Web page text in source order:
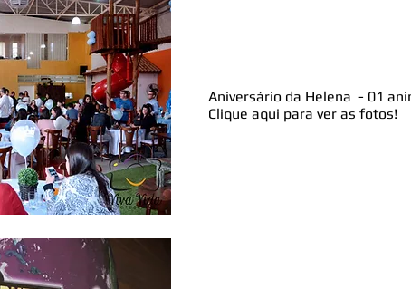
Aniversário da Helena - 01
Clique aqui para ver as fotos!